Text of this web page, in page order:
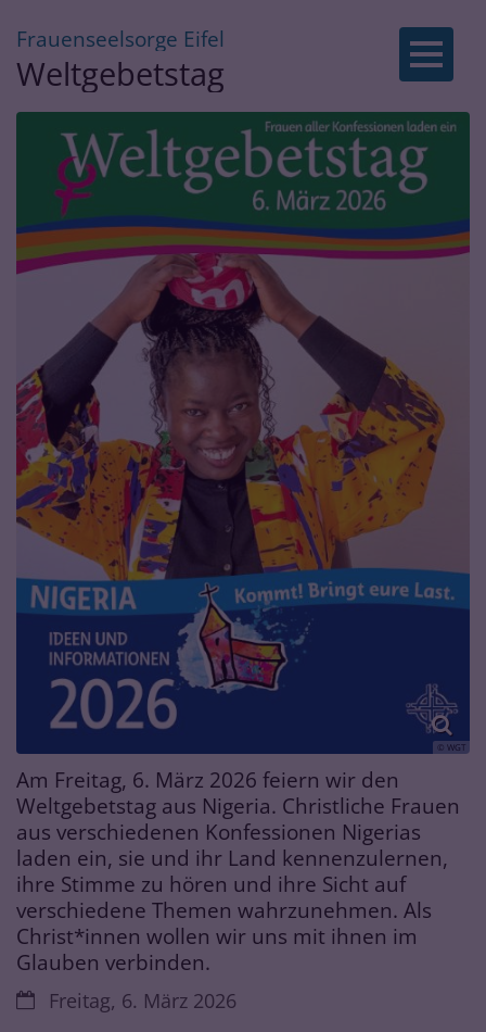
Zum Inhalt springen
Frauenseelsorge Eifel
Weltgebetstag
© WGT
Am Freitag, 6. März 2026 feiern wir den
Weltgebetstag aus Nigeria. Christliche Frauen
aus verschiedenen Konfessionen Nigerias
laden ein, sie und ihr Land kennenzulernen,
ihre Stimme zu hören und ihre Sicht auf
verschiedene Themen wahrzunehmen. Als
Christ*innen wollen wir uns mit ihnen im
Glauben verbinden.
Datum:Freitag, 6. März 2026